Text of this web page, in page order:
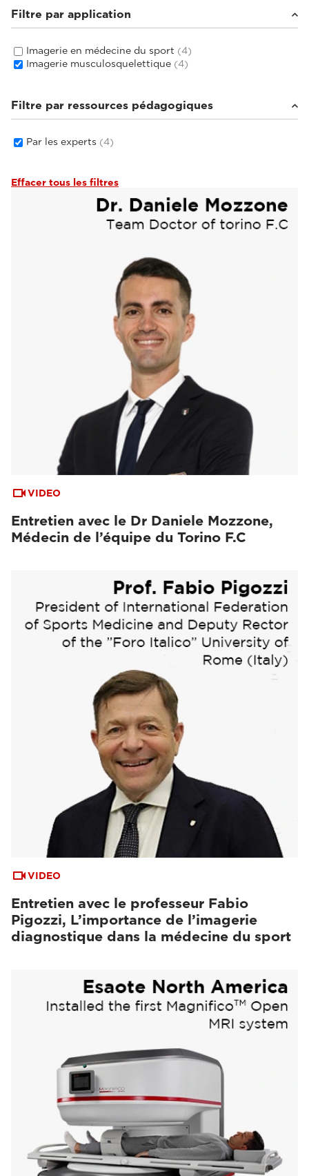
Filtre par application
Imagerie en médecine du sport (4)
Imagerie musculosquelettique (4)
Filtre par ressources pédagogiques
Par les experts (4)
Effacer tous les filtres
VIDEO
Entretien avec le Dr Daniele Mozzone,
Médecin de l’équipe du Torino F.C
VIDEO
Entretien avec le professeur Fabio
Pigozzi, L’importance de l’imagerie
diagnostique dans la médecine du sport